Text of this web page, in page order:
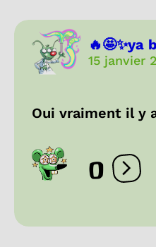
🔥🤩✨ya
15 janvier
Oui vraiment il y
0